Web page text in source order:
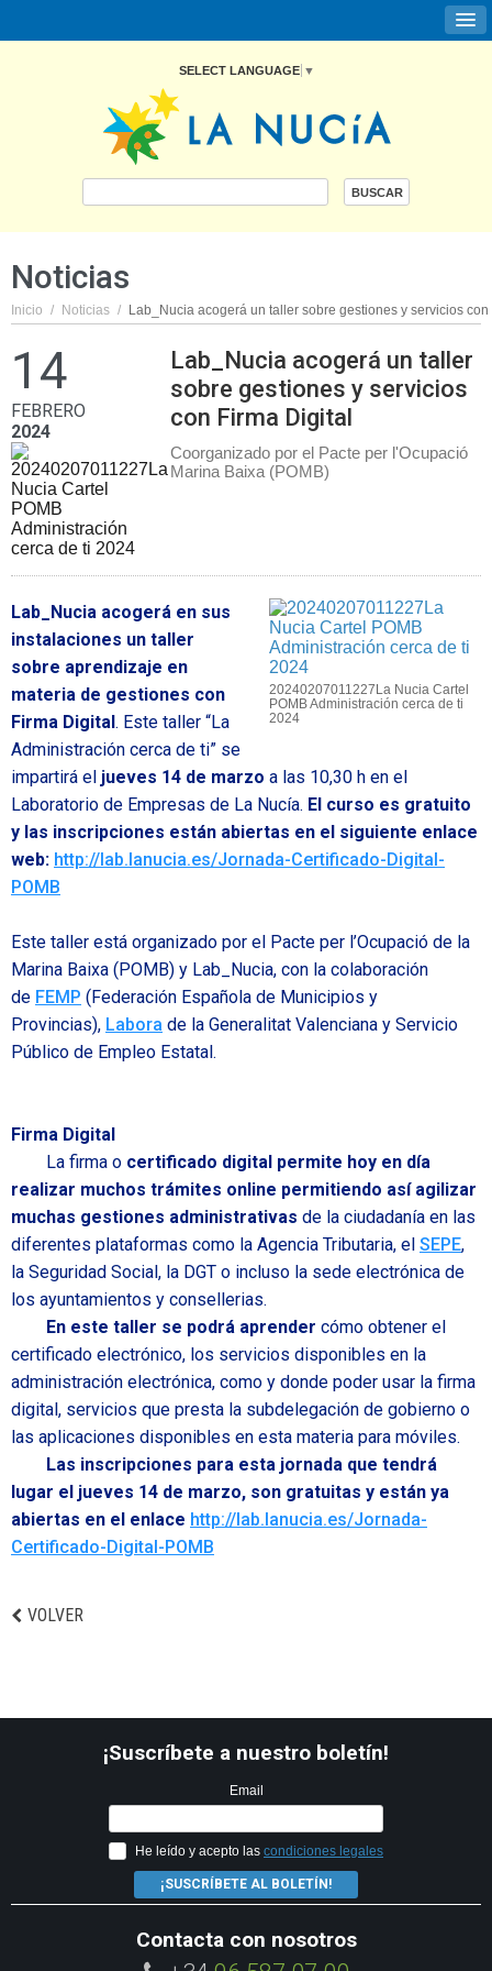
SELECT LANGUAGE ▼
Noticias
Inicio / Noticias / Lab_Nucia acogerá un taller sobre gestiones y servicios
14
FEBRERO
2024
Lab_Nucia acogerá un taller
sobre gestiones y servicios
con Firma Digital
Coorganizado por el Pacte per l'Ocupació
Marina Baixa (POMB)
20240207011227La Nucia Cartel
POMB Administración cerca de ti
2024
Lab_Nucia acogerá en sus
instalaciones un taller
sobre aprendizaje en
materia de gestiones con
Firma Digital. Este taller “La
Administración cerca de ti” se
impartirá el jueves 14 de marzo a las 10,30 h en el
Laboratorio de Empresas de La Nucía. El curso es gratuito
y las inscripciones están abiertas en el siguiente enlace
web: http://lab.lanucia.es/Jornada-Certificado-Digital-
POMB
Este taller está organizado por el Pacte per l’Ocupació de la
Marina Baixa (POMB) y Lab_Nucia, con la colaboración
de FEMP (Federación Española de Municipios y
Provincias), Labora de la Generalitat Valenciana y Servicio
Público de Empleo Estatal.
Firma Digital
La firma o certificado digital permite hoy en día
realizar muchos trámites online permitiendo así agilizar
muchas gestiones administrativas de la ciudadanía en las
diferentes plataformas como la Agencia Tributaria, el SEPE,
la Seguridad Social, la DGT o incluso la sede electrónica de
los ayuntamientos y consellerias.
En este taller se podrá aprender cómo obtener el
certificado electrónico, los servicios disponibles en la
administración electrónica, como y donde poder usar la firma
digital, servicios que presta la subdelegación de gobierno o
las aplicaciones disponibles en esta materia para móviles.
Las inscripciones para esta jornada que tendrá
lugar el jueves 14 de marzo, son gratuitas y están ya
abiertas en el enlace http://lab.lanucia.es/Jornada-
Certificado-Digital-POMB
VOLVER
¡Suscríbete a nuestro boletín!
Email
He leído y acepto las condiciones legales
¡SUSCRÍBETE AL BOLETÍN!
Contacta con nosotros